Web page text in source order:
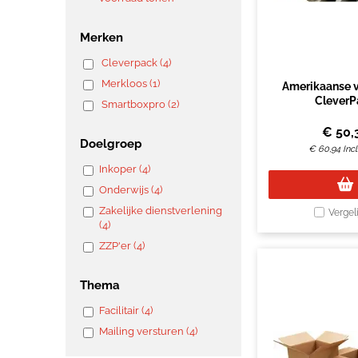
Merken
Cleverpack (4)
Merkloos (1)
Smartboxpro (2)
Doelgroep
Inkoper (4)
Onderwijs (4)
Zakelijke dienstverlening
(4)
ZZP'er (4)
Thema
Facilitair (4)
Mailing versturen (4)
Amerikaanse
bruin 10
€
€ 60,94